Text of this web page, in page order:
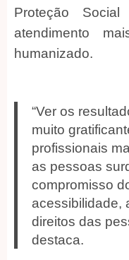
Proteção
atendimento
humanizado.
“Ver os
muito
profissionais
as pessoas
compromisso
acessibilidade,
direitos das
destaca.